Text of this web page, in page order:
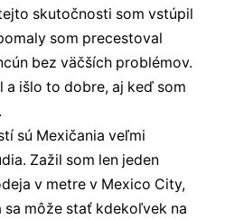
skutočnosti som vstúpil
som precestoval
bez väčších problémov.
a išlo to dobre, aj keď som
sú Mexičania veľmi
Zažil som len jeden
v metre v Mexico City,
môže stať kdekoľvek na